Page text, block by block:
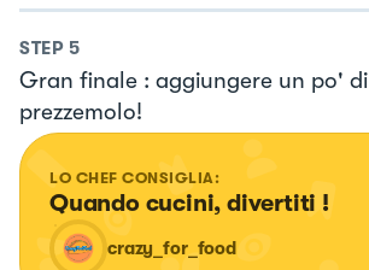
STEP 5
Gran finale : aggiungere un po' di
prezzemolo!
LO CHEF CONSIGLIA:
Quando cucini, divertiti !
crazy_for_food